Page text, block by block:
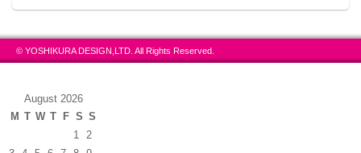
© YOSHIKURA DESIGN,LTD. All Rights Reserved.
August 2026
M T W T F S S
1
2